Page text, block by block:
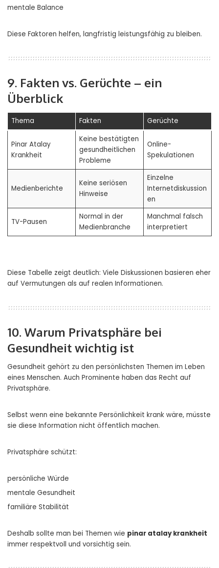
mentale Balance
Diese Faktoren helfen, langfristig leistungsfähig zu bleiben.
9. Fakten vs. Gerüchte – ein
Überblick
Thema Fakten Gerüchte
Pinar Atalay
Krankheit
Keine bestätigten
gesundheitlichen
Probleme
Online-
Spekulationen
Medienberichte
Keine seriösen
Hinweise
Einzelne
Internetdiskussion
en
TV-Pausen
Normal in der
Medienbranche
Manchmal falsch
interpretiert
Diese Tabelle zeigt deutlich: Viele Diskussionen basieren eher
auf Vermutungen als auf realen Informationen.
10. Warum Privatsphäre bei
Gesundheit wichtig ist
Gesundheit gehört zu den persönlichsten Themen im Leben
eines Menschen. Auch Prominente haben das Recht auf
Privatsphäre.
Selbst wenn eine bekannte Persönlichkeit krank wäre, müsste
sie diese Information nicht öffentlich machen.
Privatsphäre schützt:
persönliche Würde
mentale Gesundheit
familiäre Stabilität
Deshalb sollte man bei Themen wie pinar atalay krankheit
immer respektvoll und vorsichtig sein.